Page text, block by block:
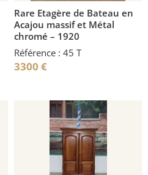
Rare Etagère de Bateau en
Acajou massif et Métal
chromé – 1920
Référence : 45 T
3300 €